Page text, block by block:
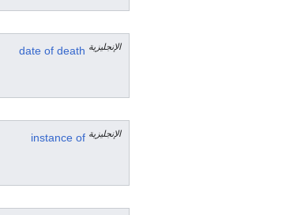
date of death الإنجليزية
instance of الإنجليزية